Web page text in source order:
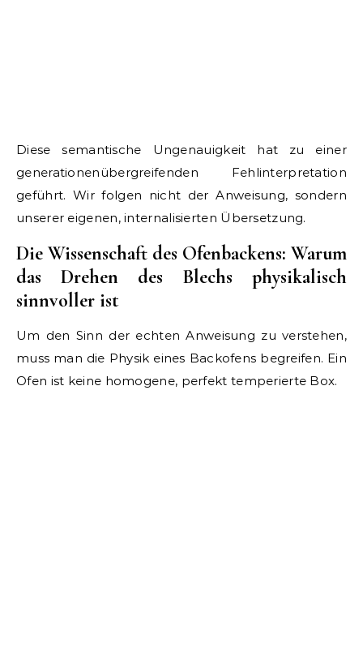
Diese semantische Ungenauigkeit hat zu einer
generationenübergreifenden Fehlinterpretation
geführt. Wir folgen nicht der Anweisung, sondern
unserer eigenen, internalisierten Übersetzung.
Die Wissenschaft des Ofenbackens: Warum
das Drehen des Blechs physikalisch
sinnvoller ist
Um den Sinn der echten Anweisung zu verstehen,
muss man die Physik eines Backofens begreifen. Ein
Ofen ist keine homogene, perfekt temperierte Box.